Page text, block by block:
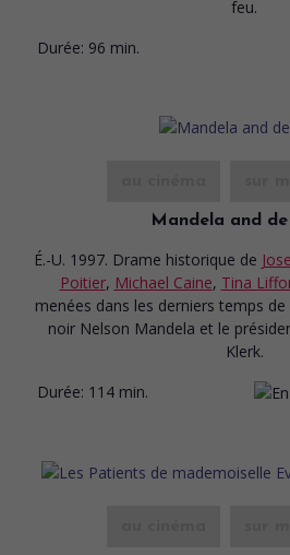
feu.
Durée: 96 min.
Mandela and
É.-U. 1997. Drame historique de
Poitier, Michael Caine, Tina
menées dans les derniers temps
noir Nelson Mandela et le
Klerk.
Durée: 114 min.